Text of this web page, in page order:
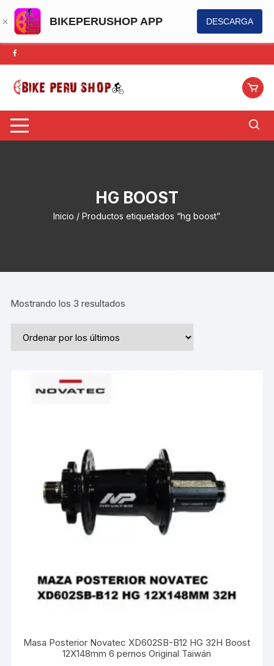
BIKEPERUSHOP APP DESCARGA
Saltar
al
contenido
HG BOOST
Inicio / Productos etiquetados “hg boost”
Mostrando los 3 resultados
Masa Posterior Novatec XD602SB-B12 HG 32H Boost
12X148mm 6 pernos Original Taiwán